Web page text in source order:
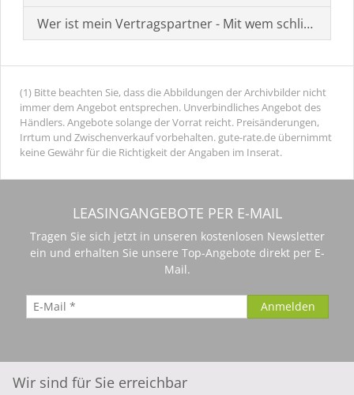
Wer ist mein Vertragspartner - Mit wem schließe ich
(1) Bitte beachten Sie, dass die Abbildungen der Archivbilder nicht
immer dem Angebot entsprechen. Unverbindliches Angebot des
Händlers. Angebote solange der Vorrat reicht. Preisänderungen,
Irrtum und Zwischenverkauf vorbehalten. gute-rate.de übernimmt
keine Gewähr für die Richtigkeit der Angaben im Inserat.
LEASINGANGEBOTE PER E-MAIL
Tragen Sie sich jetzt in unseren kostenlosen Newsletter
ein und erhalten Sie unsere Top-Angebote direkt per E-
Mail.
Wir sind für Sie erreichbar